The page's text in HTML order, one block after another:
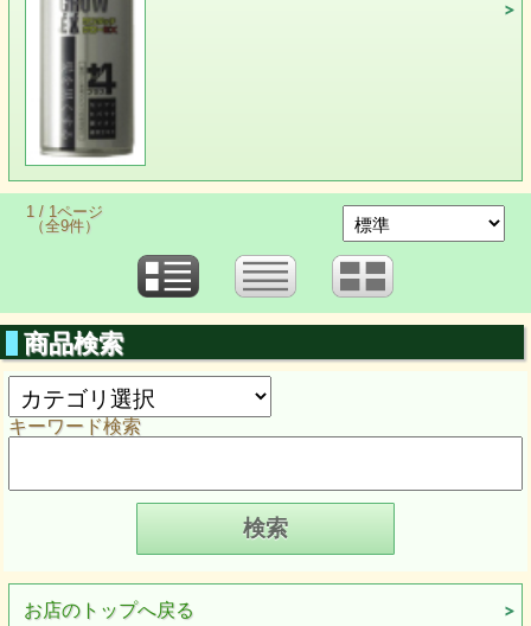
1 / 1ページ
（全9件）
商品検索
キーワード検索
お店のトップへ戻る